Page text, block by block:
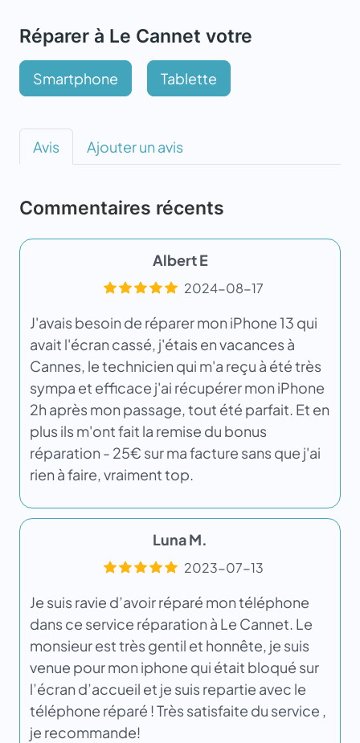
Réparer à Le Cannet votre
Smartphone Tablette
Avis Ajouter un avis
Commentaires récents
Albert E
2024-08-17
J'avais besoin de réparer mon iPhone 13 qui
avait l'écran cassé, j'étais en vacances à
Cannes, le technicien qui m'a reçu à été très
sympa et efficace j'ai récupérer mon iPhone
2h après mon passage, tout été parfait. Et en
plus ils m'ont fait la remise du bonus
réparation - 25€ sur ma facture sans que j'ai
rien à faire, vraiment top.
Luna M.
2023-07-13
Je suis ravie d’avoir réparé mon téléphone
dans ce service réparation à Le Cannet. Le
monsieur est très gentil et honnête, je suis
venue pour mon iphone qui était bloqué sur
l’écran d’accueil et je suis repartie avec le
téléphone réparé ! Très satisfaite du service ,
je recommande!